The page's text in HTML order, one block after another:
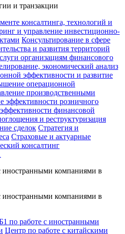
и транзакции
консалтинга, технологий и
и управление инвестиционно-
Консультирование в сфере
и развития территорий
организациям финансового
экономический анализ
эффективности и развитие
операционной
производственными
эффективности розничного
финансовой
и реструктуризация
сделок Стратегия и
Страховые и актуарные
консалтинг
иностранными компаниями в
иностранными компаниями в
по работе с иностранными
Центр по работе с китайскими